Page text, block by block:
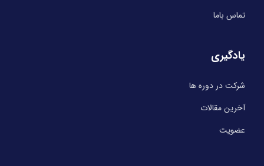
تماس باما
یادگیری
شرکت در دوره ها
آخرین مقالات
عضویت